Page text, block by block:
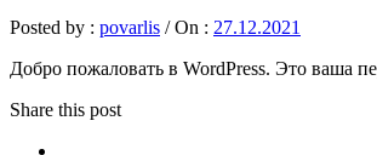
Posted by : povarlis / On : 27.12.2021
Добро пожаловать в WordPress. Это ваша
Share this post